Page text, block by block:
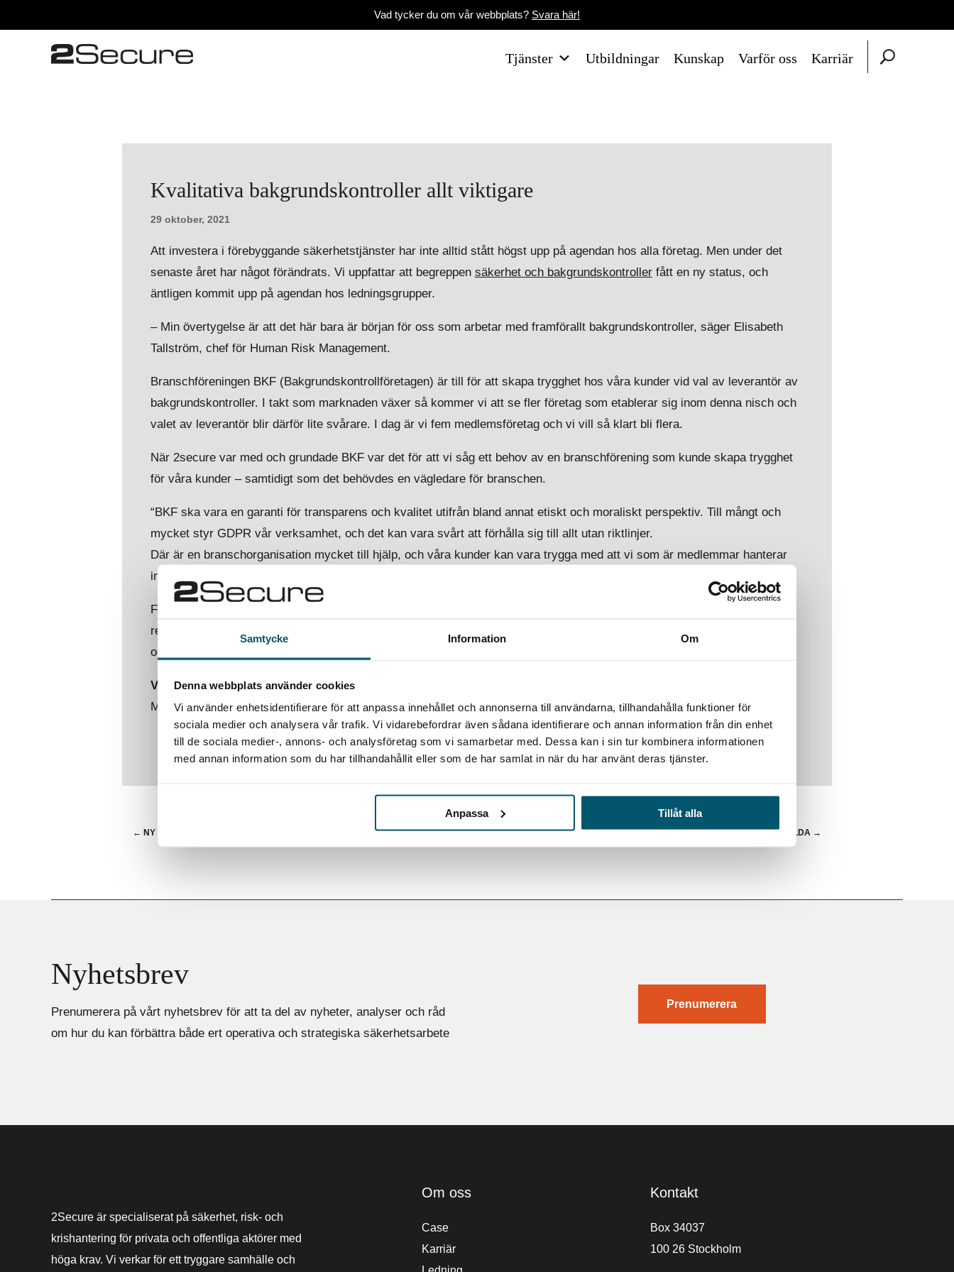
Samtycke Information Om
Denna webbplats använder cookies
Vi använder enhetsidentifierare för att anpassa innehållet och annonserna till användarna, tillhandahålla funktioner för
sociala medier och analysera vår trafik. Vi vidarebefordrar även sådana identifierare och annan information från din enhet
till de sociala medier-, annons- och analysföretag som vi samarbetar med. Dessa kan i sin tur kombinera informationen
med annan information som du har tillhandahållit eller som de har samlat in när du har använt deras tjänster.
Anpassa Tillåt alla
Vad tycker du om vår webbplats? Svara här!
Tjänster Utbildningar Kunskap Varför oss Karriär
Kvalitativa bakgrundskontroller allt viktigare
29 oktober, 2021
Att investera i förebyggande säkerhetstjänster har inte alltid stått högst upp på agendan hos alla företag. Men under det
senaste året har något förändrats. Vi uppfattar att begreppen säkerhet och bakgrundskontroller fått en ny status, och
äntligen kommit upp på agendan hos ledningsgrupper.
– Min övertygelse är att det här bara är början för oss som arbetar med framförallt bakgrundskontroller, säger Elisabeth
Tallström, chef för Human Risk Management.
Branschföreningen BKF (Bakgrundskontrollföretagen) är till för att skapa trygghet hos våra kunder vid val av leverantör av
bakgrundskontroller. I takt som marknaden växer så kommer vi att se fler företag som etablerar sig inom denna nisch och
valet av leverantör blir därför lite svårare. I dag är vi fem medlemsföretag och vi vill så klart bli flera.
När 2secure var med och grundade BKF var det för att vi såg ett behov av en branschförening som kunde skapa trygghet
för våra kunder – samtidigt som det behövdes en vägledare för branschen.
“BKF ska vara en garanti för transparens och kvalitet utifrån bland annat etiskt och moraliskt perspektiv. Till mångt och
mycket styr GDPR vår verksamhet, och det kan vara svårt att förhålla sig till allt utan riktlinjer.
Där är en branschorganisation mycket till hjälp, och våra kunder kan vara trygga med att vi som är medlemmar hanterar
information och dokumentation på ett korrekt sätt.”
Framåt tror Elisabeth mycket på BKF:s kraft som just en försäkring för kunderna. Branschen är som sagt fortfarande
relativt ny, och snabbt växande, och som alltid med en bransch som är i ropet så startas många nya företag. Då är vikten
och värdet av en branschorganisation som kan ge vägledning ännu större.
Vill du ha hjälp med bakgrundskontroller inför till exempel ett förvärv eller en anställning?
Maila oss påinfo@2secure.se.
KONTAKTA MIG
← NY HEMSIDA FÖRTYDLIGAR OCH FÖRDJUPAR VÅRT ERBJUDANDE ARTIKELSERIE: DEL 1, OM HOT OCH HAT MOT FÖRTROENDEVALDA →
Nyhetsbrev
Prenumerera på vårt nyhetsbrev för att ta del av nyheter, analyser och råd
om hur du kan förbättra både ert operativa och strategiska säkerhetsarbete
Prenumerera
2Secure är specialiserat på säkerhet, risk- och
krishantering för privata och offentliga aktörer med
höga krav. Vi verkar för ett tryggare samhälle och
Om oss
Case
Karriär
Kontakt
Box 34037
100 26 Stockholm